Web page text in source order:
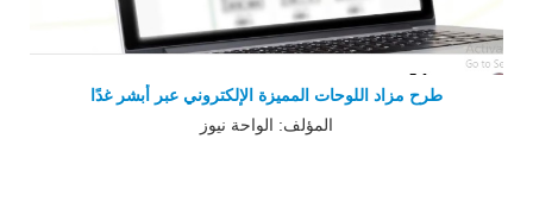
طرح مزاد اللوحات المميزة الإلكتروني عبر أبشر غدًا
المؤلف: الواحة نيوز